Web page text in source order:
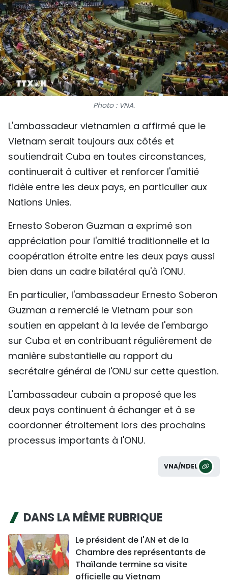
MÉGASTORIE
INFOGRAPHIE
PHOTO
VIDÉO
TIẾNG VIỆT
ENGLISH
中文
ESPAÑOL
Photo : VNA.
L'ambassadeur vietnamien a affirmé que le
Vietnam serait toujours aux côtés et
soutiendrait Cuba en toutes circonstances,
continuerait à cultiver et renforcer l'amitié
fidèle entre les deux pays, en particulier aux
Nations Unies.
Ernesto Soberon Guzman a exprimé son
appréciation pour l'amitié traditionnelle et la
coopération étroite entre les deux pays aussi
bien dans un cadre bilatéral qu'à l'ONU.
En particulier, l'ambassadeur Ernesto Soberon
Guzman a remercié le Vietnam pour son
soutien en appelant à la levée de l'embargo
sur Cuba et en contribuant régulièrement de
manière substantielle au rapport du
secrétaire général de l'ONU sur cette question.
L'ambassadeur cubain a proposé que les
deux pays continuent à échanger et à se
coordonner étroitement lors des prochains
processus importants à l'ONU.
VNA/NDEL
DANS LA MÊME RUBRIQUE
Le président de l'AN et de la
Chambre des représentants de
Thaïlande termine sa visite
officielle au Vietnam